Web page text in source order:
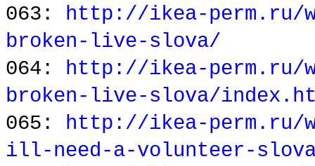
063: http://ikea-perm.ru/
broken-live-slova/
064: http://ikea-perm.ru/
broken-live-slova/
065: http://ikea-perm.ru/
ill-need-a-volunteer-